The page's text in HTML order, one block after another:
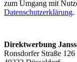
zum Umgang mit
Datenschutzerklärung.
Direktwerbung
Ronsdorfer Straße 126